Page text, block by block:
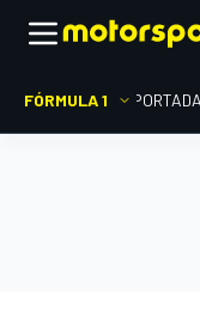
FÓRMULA 1 PORTADA